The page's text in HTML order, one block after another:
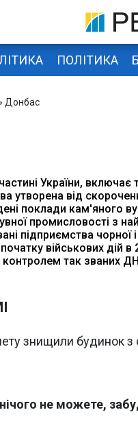
ПОЛІТИКА
Донбас
України, включає
утворена від
поклади кам'яного
промисловості з
підприємства чорної
військових дій в
так званих
знищили будинок з
не можете,